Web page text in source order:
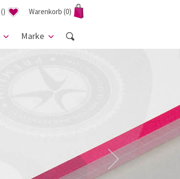
() Warenkorb (0)
Marke
Next